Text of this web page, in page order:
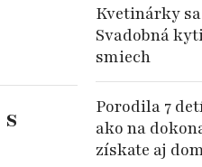
Kvetinárky
Svadobná
smiech
Porodila 7
ako na
získate aj